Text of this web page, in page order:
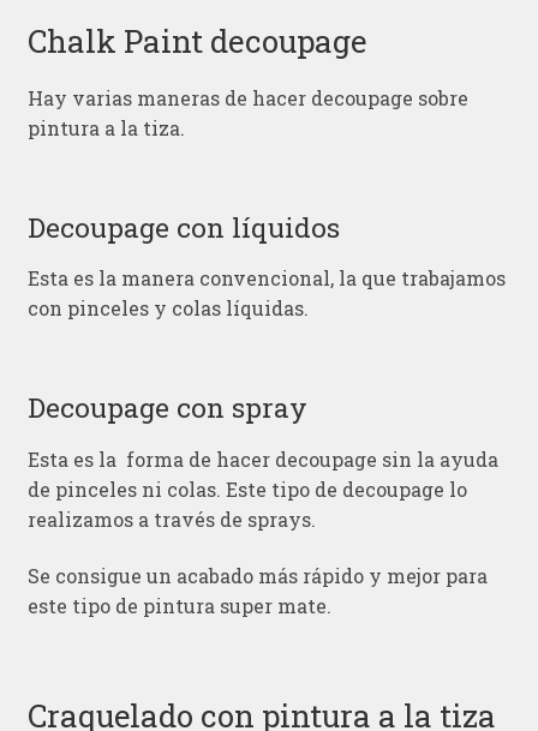
Chalk Paint decoupage
Hay varias maneras de hacer decoupage sobre
pintura a la tiza.
Decoupage con líquidos
Esta es la manera convencional, la que trabajamos
con pinceles y colas líquidas.
Decoupage con spray
Esta es la forma de hacer decoupage sin la ayuda
de pinceles ni colas. Este tipo de decoupage lo
realizamos a través de sprays.
Se consigue un acabado más rápido y mejor para
este tipo de pintura super mate.
Craquelado con pintura a la tiza